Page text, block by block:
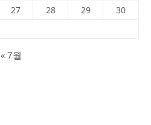
27 28 29
30
« 7월